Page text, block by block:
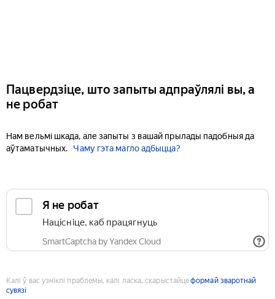
Пацвердзіце, што запыты адпраўлялі вы, а
не робат
Нам вельмі шкада, але запыты з вашай прылады падобныя да
аўтаматычных.
Чаму гэта магло адбыцца?
Я не робат
Націсніце, каб працягнуць
SmartCaptcha by Yandex Cloud
Калі ў вас узніклі праблемы, калі ласка, скарыстайцеформай зваротнай
сувязі